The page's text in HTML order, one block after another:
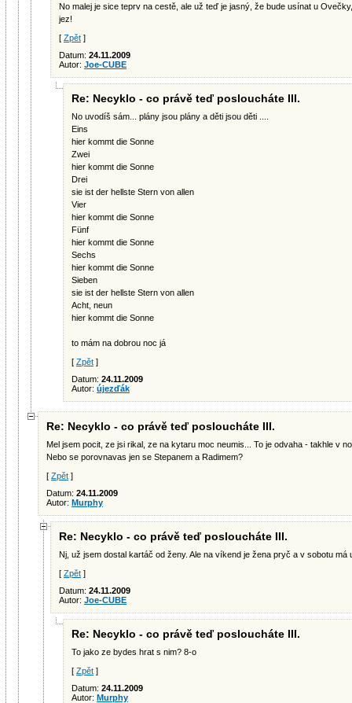
No malej je sice teprv na cestě, ale už teď je jasný, že bude usínat u
jez!
[ Zpět ]
Datum: 24.11.2009
Autor: Joe-CUBE
Re: Necyklo - co právě teď posloucháte III.
No uvodíš sám... plány jsou plány a děti jsou děti ....
Eins
hier kommt die Sonne
Zwei
hier kommt die Sonne
Drei
sie ist der hellste Stern von allen
Vier
hier kommt die Sonne
Fünf
hier kommt die Sonne
Sechs
hier kommt die Sonne
Sieben
sie ist der hellste Stern von allen
Acht, neun
hier kommt die Sonne
to mám na dobrou noc já
[ Zpět ]
Datum: 24.11.2009
Autor: újezďák
Re: Necyklo - co právě teď posloucháte III.
Mel jsem pocit, ze jsi rikal, ze na kytaru moc neumis... To je odvaha - takhle v
Nebo se porovnavas jen se Stepanem a Radimem?
[ Zpět ]
Datum: 24.11.2009
Autor: Murphy
Re: Necyklo - co právě teď posloucháte III.
Nj, už jsem dostal kartáč od ženy. Ale na víkend je žena pryč a v sobotu
[ Zpět ]
Datum: 24.11.2009
Autor: Joe-CUBE
Re: Necyklo - co právě teď posloucháte III.
To jako ze bydes hrat s nim? 8-o
[ Zpět ]
Datum: 24.11.2009
Autor: Murphy